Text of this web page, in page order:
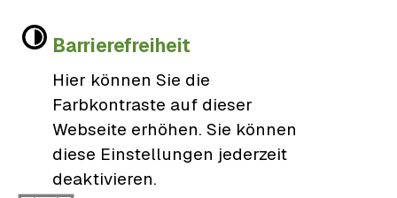
Barrierefreiheit
Hier können Sie die
Farbkontraste auf dieser
Webseite erhöhen. Sie können
diese Einstellungen jederzeit
deaktivieren.
Kontakt
Impressum
Erklärung zur Barrierefreiheit